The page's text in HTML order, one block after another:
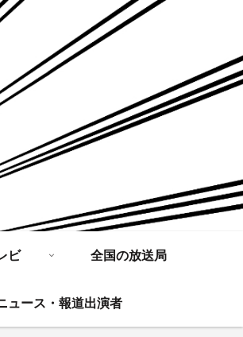
ビ 全国の放送局
ュース・報道出演者